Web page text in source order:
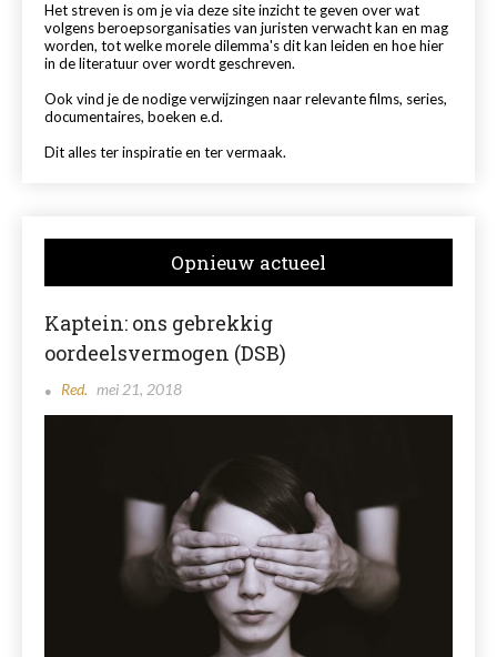
Het streven is om je via deze site inzicht te geven over wat
volgens beroepsorganisaties van juristen verwacht kan en mag
worden, tot welke morele dilemma's dit kan leiden en hoe hier
in de literatuur over wordt geschreven.
Ook vind je de nodige verwijzingen naar relevante films, series,
documentaires, boeken e.d.
Dit alles ter inspiratie en ter vermaak.
Opnieuw actueel
Kaptein: ons gebrekkig
oordeelsvermogen (DSB)
Red. mei 21, 2018